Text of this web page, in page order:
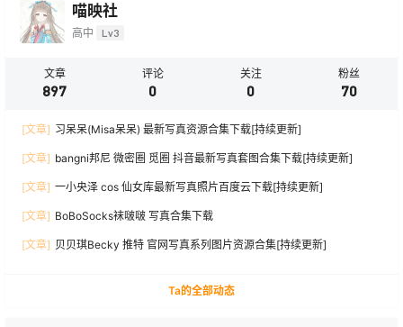
喵映社
高中 Lv3
文章
897
评论
0
关注
0
粉丝
70
[文章] 习呆呆(Misa呆呆) 最新写真资源合集下载[持续更新]
[文章] bangni邦尼 微密圈 觅圈 抖音最新写真套图合集下载[持续更新]
[文章] 一小央泽 cos 仙女库最新写真照片百度云下载[持续更新]
[文章] BoBoSocks袜啵啵 写真合集下载
[文章] 贝贝琪Becky 推特 官网写真系列图片资源合集[持续更新]
Ta的全部动态